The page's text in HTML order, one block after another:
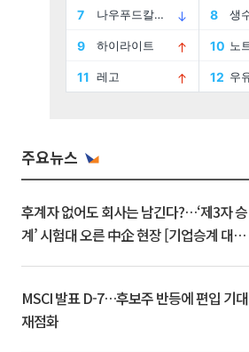
주요뉴스
후계자 없어도 회사는 남긴다?…‘제3자 승
계’ 시험대 오른 中企 현장 [기업승계 대전
MSCI 발표 D-7…후보주 반등에 편입 기대
재점화